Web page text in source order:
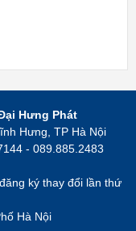
Hưng Phát
Hưng, TP Hà Nội
- 089.885.2483
ký thay đổi lần thứ
Hà Nội